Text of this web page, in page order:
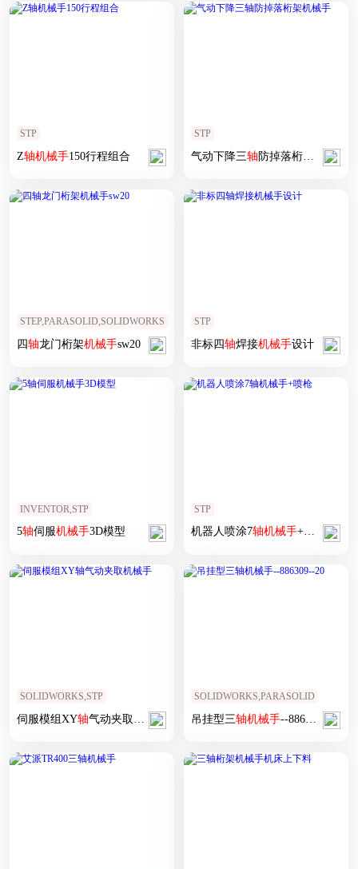
STP
Z轴机械手150行程组合
STP
气动下降三轴防掉落桁架 机械手
STEP,PARASOLID,SOLIDWORKS
四轴龙门桁架机械手sw20
STP
非标四轴焊接机械手设计
INVENTOR,STP
5轴伺服机械手3D模型
STP
机器人喷涂7轴机械手+喷枪
SOLIDWORKS,STP
伺服模组XY轴气动夹取机械手
SOLIDWORKS,PARASOLID
吊挂型三轴机械手--886309--20